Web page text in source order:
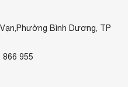
Bình Dương, TP
866 955